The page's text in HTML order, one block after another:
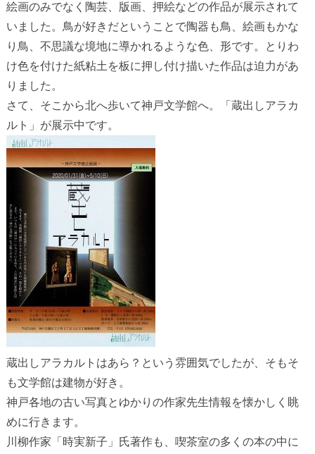
絵画のみでなく陶芸、版画、押絵などの作品が展示されて
いました。鳥が好きだということで陶器も鳥、絵画もかな
り鳥、不思議な境地に導かれるような色、形です。とりわ
け色を付けた紙粘土を板に押し付け描いた作品は迫力があ
りました。
さて、そこから北へ歩いて神戸文学館へ。「蔵出しアラカ
ルト」が展示中です。
蔵出しアラカルトはあら？という雰囲気でしたが、そもそ
も文学館は建物が好き。
神戸各地の古い写真とゆかりの作家先生情報を懐かしく眺
めに行きます。
川柳作家「時実新子」氏著作も、喫茶室の多くの本の中に